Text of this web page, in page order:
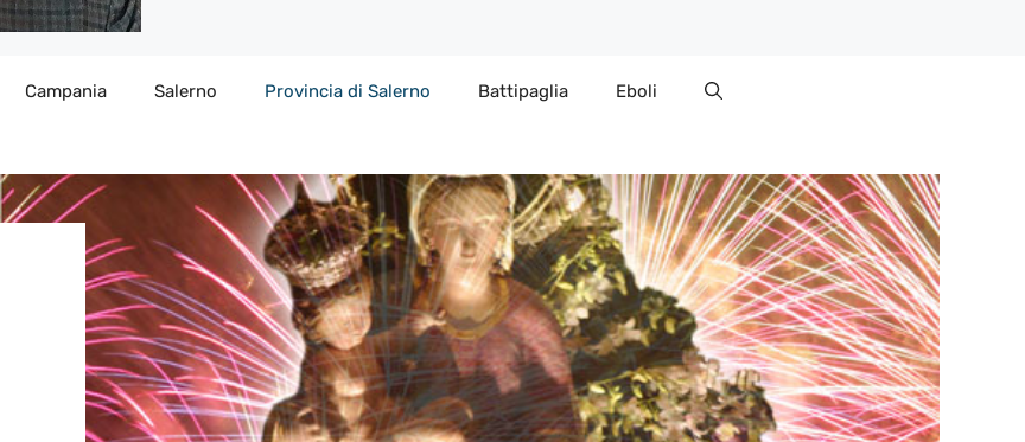
Campania Salerno Provincia di Salerno Battipaglia Eboli